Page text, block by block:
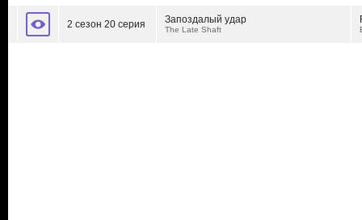
2 сезон 20 серия Запоздалый удар
The Late Shaft